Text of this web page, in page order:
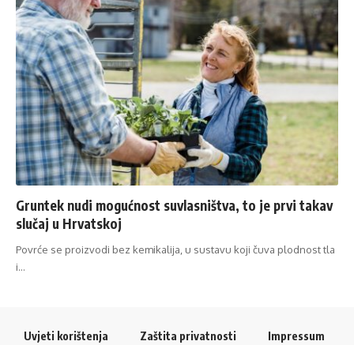
Gruntek nudi mogućnost suvlasništva, to je prvi takav
slučaj u Hrvatskoj
Povrće se proizvodi bez kemikalija, u sustavu koji čuva plodnost tla
i…
Uvjeti korištenja Zaštita privatnosti Impressum